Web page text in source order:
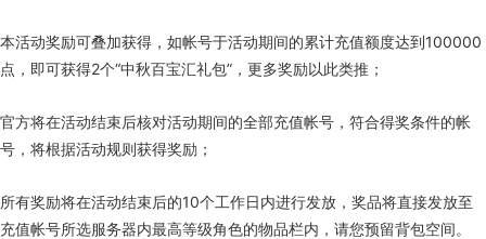
本活动奖励可叠加获得，如帐号于活动期间的累计充值额度达到100000
点，即可获得2个“中秋百宝汇礼包”，更多奖励以此类推；
官方将在活动结束后核对活动期间的全部充值帐号，符合得奖条件的帐
号，将根据活动规则获得奖励；
所有奖励将在活动结束后的10个工作日内进行发放，奖品将直接发放至
充值帐号所选服务器内最高等级角色的物品栏内，请您预留背包空间。